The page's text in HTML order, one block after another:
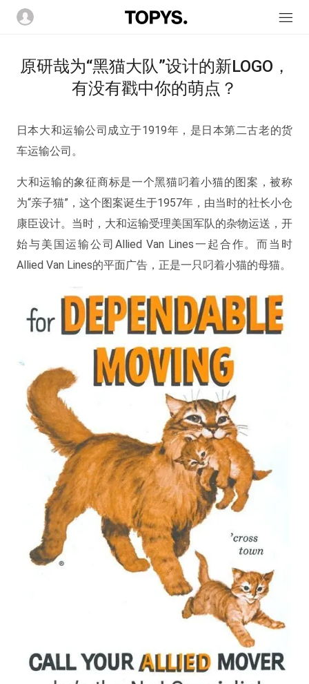
原研哉为“黑猫大队”设计的新LOGO，
有没有戳中你的萌点？
日本大和运输公司成立于1919年，是日本第二古老的货
车运输公司。
大和运输的象征商标是一个黑猫叼着小猫的图案，被称
为“亲子猫”，这个图案诞生于1957年，由当时的社长小仓
康臣设计。当时，大和运输受理美国军队的杂物运送，开
始与美国运输公司Allied Van Lines一起合作。而当时
Allied Van Lines的平面广告，正是一只叼着小猫的母猫。